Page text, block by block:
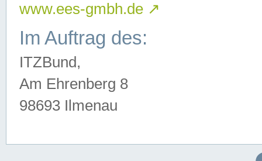
www.ees-gmbh.de ↗
Im Auftrag des:
ITZBund,
Am Ehrenberg 8
98693 Ilmenau